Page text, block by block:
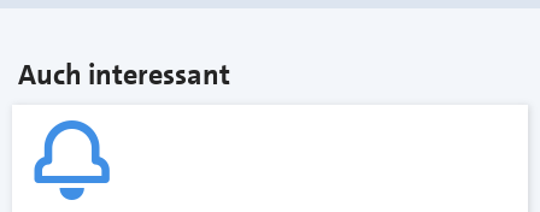
Auch interessant